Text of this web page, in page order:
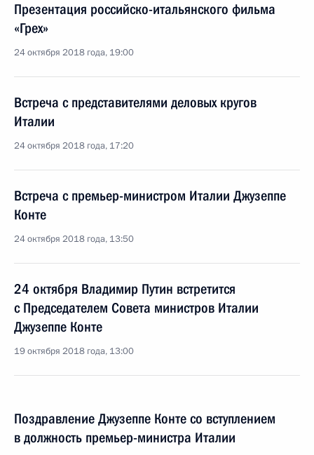
Презентация российско-итальянского фильма
«Грех»
24 октября 2018 года, 19:00
Встреча с представителями деловых кругов
Италии
24 октября 2018 года, 17:20
Встреча с премьер-министром Италии Джузеппе
Конте
24 октября 2018 года, 13:50
24 октября Владимир Путин встретится
с Председателем Совета министров Италии
Джузеппе Конте
19 октября 2018 года, 13:00
Поздравление Джузеппе Конте со вступлением
в должность премьер-министра Италии